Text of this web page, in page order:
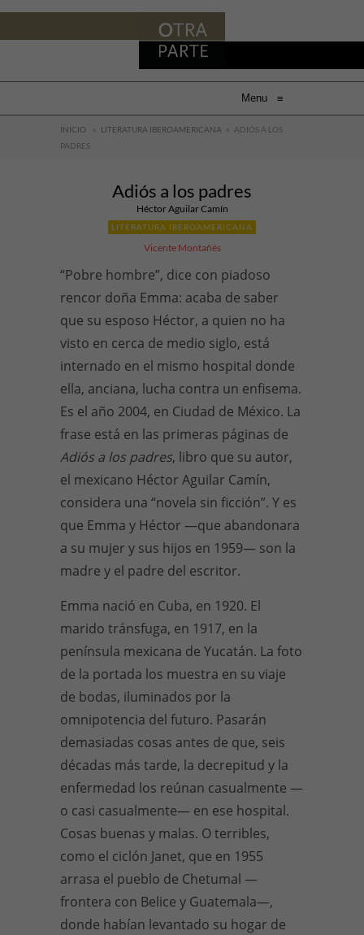
Menu ≡
INICIO » LITERATURA IBEROAMERICANA » ADIÓS A LOS
PADRES
Adiós a los padres
Héctor Aguilar Camín
LITERATURA IBEROAMERICANA
Vicente Montañés
“Pobre hombre”, dice con piadoso
rencor doña Emma: acaba de saber
que su esposo Héctor, a quien no ha
visto en cerca de medio siglo, está
internado en el mismo hospital donde
ella, anciana, lucha contra un enfisema.
Es el año 2004, en Ciudad de México. La
frase está en las primeras páginas de
Adiós a los padres, libro que su autor,
el mexicano Héctor Aguilar Camín,
considera una “novela sin ficción”. Y es
que Emma y Héctor —que abandonara
a su mujer y sus hijos en 1959— son la
madre y el padre del escritor.
Emma nació en Cuba, en 1920. El
marido tránsfuga, en 1917, en la
península mexicana de Yucatán. La foto
de la portada los muestra en su viaje
de bodas, iluminados por la
omnipotencia del futuro. Pasarán
demasiadas cosas antes de que, seis
décadas más tarde, la decrepitud y la
enfermedad los reúnan casualmente —
o casi casualmente— en ese hospital.
Cosas buenas y malas. O terribles,
como el ciclón Janet, que en 1955
arrasa el pueblo de Chetumal —
frontera con Belice y Guatemala—,
donde habían levantado su hogar de